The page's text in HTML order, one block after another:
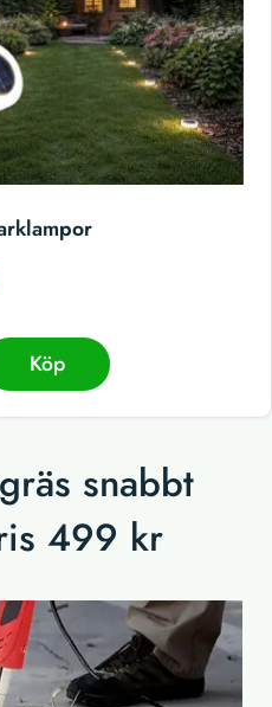
Köp
snabbt
499 kr